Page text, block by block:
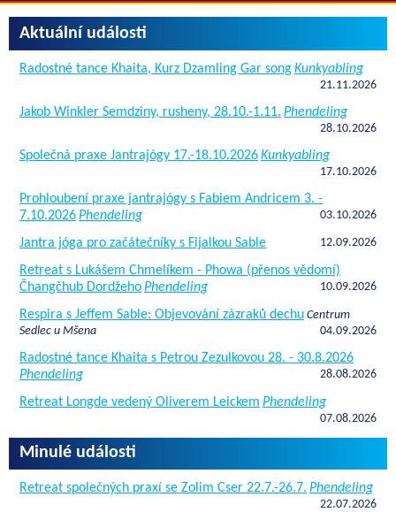
Aktuální události
Radostné tance Khaita, Kurz Dzamling Gar songKunkyabling
21.11.2026
Jakob Winkler Semdziny, rusheny, 28.10.-1.11. Phendeling
28.10.2026
Společná praxe Jantrajógy 17.-18.10.2026Kunkyabling
17.10.2026
Prohloubení praxe jantrajógy s Fabiem Andricem 3. -
7.10.2026Phendeling 03.10.2026
Jantra jóga pro začátečníky s Fijalkou Sable 12.09.2026
Retreat s Lukášem Chmelíkem - Phowa (přenos vědomí)
Čhangčhub DordžehoPhendeling 10.09.2026
Respira s Jeffem Sable: Objevování zázraků dechu Centrum
Sedlec u Mšena
04.09.2026
Radostné tance Khaita s Petrou Zezulkovou 28. - 30.8.2026
Phendeling
28.08.2026
Retreat Longde vedený Oliverem Leickem Phendeling
07.08.2026
Minulé události
Retreat společných praxí se Zolim Cser 22.7.-26.7. Phendeling
22.07.2026